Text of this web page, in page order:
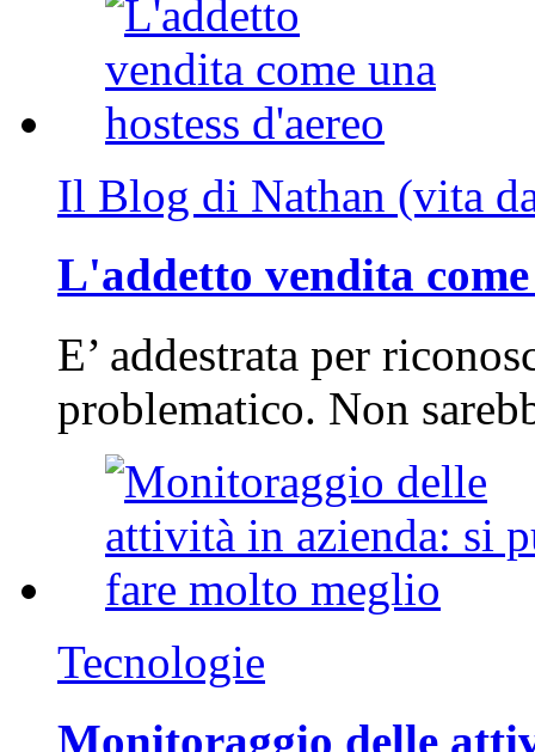
Il Blog di Nathan (vita
L'addetto vendita
E’ addestrata per
problematico. Non
Tecnologie
Monitoraggio delle